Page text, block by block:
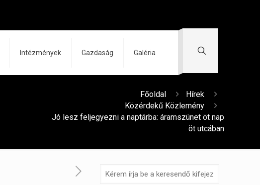
Intézmények Gazdaság Galéria
Főoldal
Hírek
Közérdekű Közlemény
Jó lesz feljegyezni a naptárba: áramszünet öt nap
öt utcában